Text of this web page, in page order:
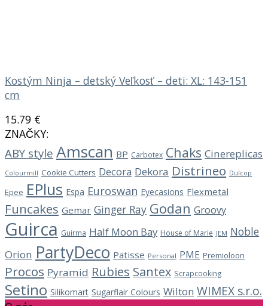
Kostým Ninja – detský Veľkosť – deti: XL: 143-151
cm
15.79 €
ZNAČKY:
ABY style Amscan BP Carbotex Chaks Cinereplicas
Colourmill Cookie Cutters Decora Dekora Distrineo Dulcop
Epee EPlus Espa Euroswan Eyecasions Flexmetal
Funcakes Gemar Ginger Ray Godan Groovy
Guirca Guirma Half Moon Bay House of Marie JEM Noble
Orion PartyDeco Patisse Personal PME Premioloon
Procos Pyramid Rubies Santex Scrapcooking
Setino Silikomart Sugarflair Colours Wilton WIMEX s.r.o.